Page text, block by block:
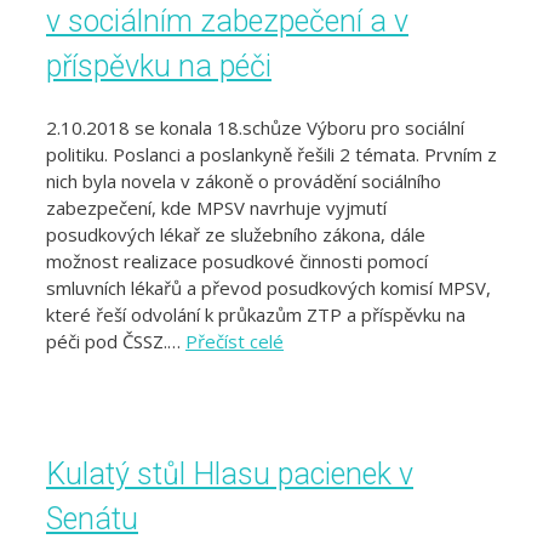
v sociálním zabezpečení a v
příspěvku na péči
2.10.2018 se konala 18.schůze Výboru pro sociální
politiku. Poslanci a poslankyně řešili 2 témata. Prvním z
nich byla novela v zákoně o provádění sociálního
zabezpečení, kde MPSV navrhuje vyjmutí
posudkových lékař ze služebního zákona, dále
možnost realizace posudkové činnosti pomocí
smluvních lékařů a převod posudkových komisí MPSV,
které řeší odvolání k průkazům ZTP a příspěvku na
péči pod ČSSZ.… Přečíst celé
Kulatý stůl Hlasu pacienek v
Senátu